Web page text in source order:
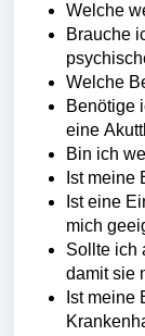
Welche
Brauche
Welche
Benötige
eine
Bin ich
Ist meine
Ist eine
mich
Sollte ich
damit sie
Ist meine